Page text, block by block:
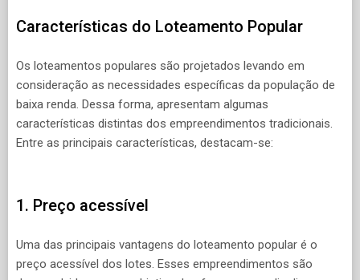
Características do Loteamento Popular
Os loteamentos populares são projetados levando em
consideração as necessidades específicas da população de
baixa renda. Dessa forma, apresentam algumas
características distintas dos empreendimentos tradicionais.
Entre as principais características, destacam-se:
1. Preço acessível
Uma das principais vantagens do loteamento popular é o
preço acessível dos lotes. Esses empreendimentos são